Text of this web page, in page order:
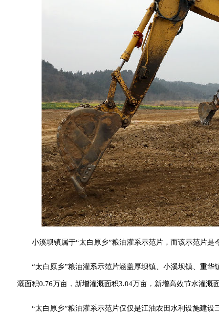
小溪坝镇属于“太白原乡”粮油灌系示范片，而该示范片是
“太白原乡”粮油灌系示范片涵盖厚坝镇、小溪坝镇、重
溉面积0.76万亩，新增灌溉面积3.04万亩，新增高效节水灌溉
“太白原乡”粮油灌系示范片仅仅是江油农田水利设施建设